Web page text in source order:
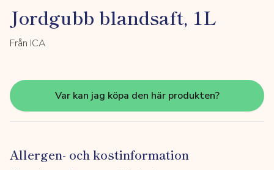
Jordgubb blandsaft, 1L
Från ICA
Var kan jag köpa den här produkten?
Allergen- och kostinformation